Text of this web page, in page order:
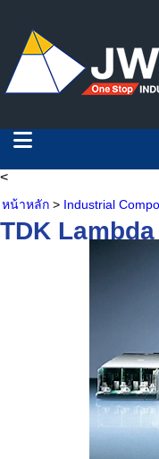
<
หน้าหลัก > Industrial
TDK